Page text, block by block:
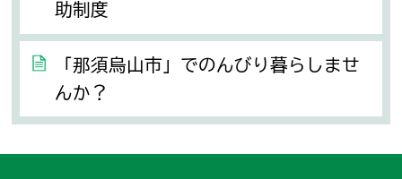
助制度
「那須烏山市」でのんびり暮らしませ
んか？